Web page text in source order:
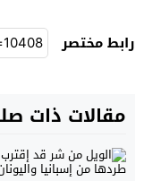
رابط مختصر
مقالات ذات